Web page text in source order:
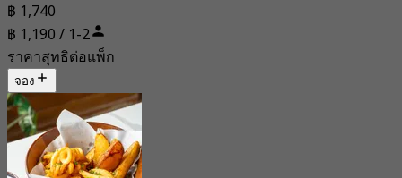
฿ 1,740
฿ 1,190 / 1-2
ราคาสุทธิต่อแพ็ก
จอง